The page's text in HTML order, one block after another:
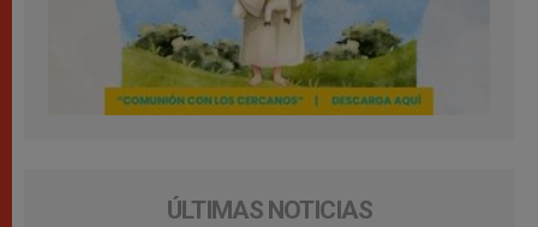
ÚLTIMAS NOTICIAS